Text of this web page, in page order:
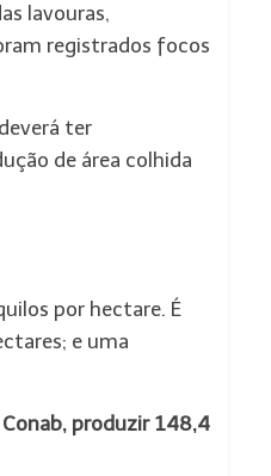
lavouras,
registrados focos
ter
de área colhida
por hectare. É
e uma
produzir 148,4